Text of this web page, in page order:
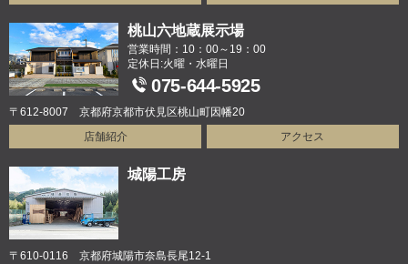
桃山六地蔵展示場
営業時間：10：00～19：00
定休日:火曜・水曜日
075-644-5925
〒612-8007 京都府京都市伏見区桃山町因幡20
店舗紹介
アクセス
城陽工房
〒610-0116 京都府城陽市奈島長尾12-1